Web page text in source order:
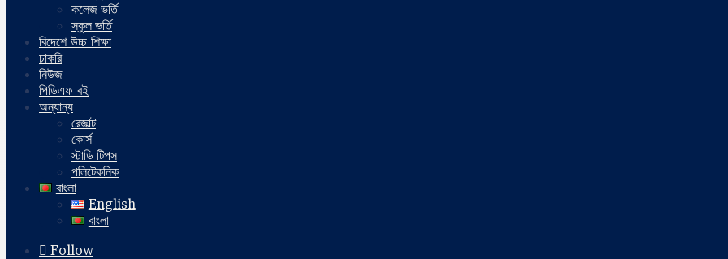
কলেজ ভর্তি
স্কুল ভর্তি
বিদেশে উচ্চ শিক্ষা
চাকরি
নিউজ
পিডিএফ বই
অন্যান্য
রেজাল্ট
কোর্স
স্টাডি টিপস
পলিটেকনিক
বাংলা
English
বাংলা
Follow